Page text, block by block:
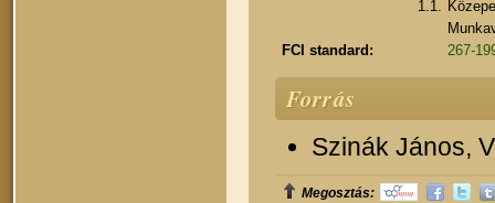
1.1.
FCI standard:
267-
Forrás
Szinák János,
Megosztás: